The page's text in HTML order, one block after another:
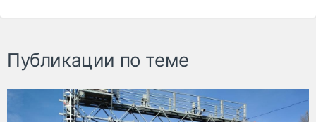
Публикации по теме